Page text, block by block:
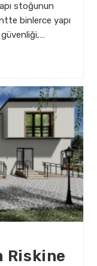
stoğunun
binlerce yapı
güvenliği,…
Riskine